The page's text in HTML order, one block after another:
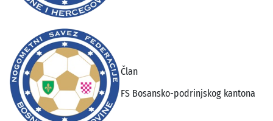
Član
FS Bosansko-podrinjskog kantona